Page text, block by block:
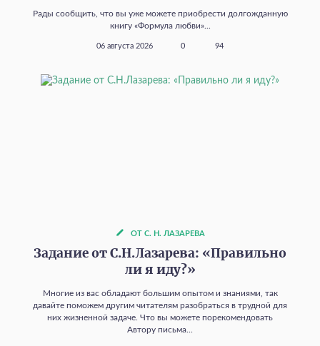
Рады сообщить, что вы уже можете приобрести долгожданную
книгу «Формула любви»...
06 августа 2026 0 94
ОТ С. Н. ЛАЗАРЕВА
Задание от С.Н.Лазарева: «Правильно
ли я иду?»
Многие из вас обладают большим опытом и знаниями, так
давайте поможем другим читателям разобраться в трудной для
них жизненной задаче. Что вы можете порекомендовать
Автору письма...